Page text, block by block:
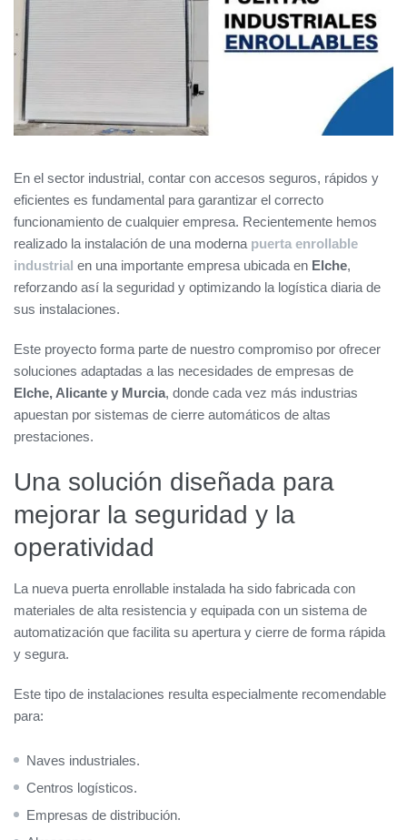
En el sector industrial, contar con accesos seguros, rápidos y
eficientes es fundamental para garantizar el correcto
funcionamiento de cualquier empresa. Recientemente hemos
realizado la instalación de una moderna puerta enrollable
industrial en una importante empresa ubicada en Elche,
reforzando así la seguridad y optimizando la logística diaria de
sus instalaciones.
Este proyecto forma parte de nuestro compromiso por ofrecer
soluciones adaptadas a las necesidades de empresas de
Elche, Alicante y Murcia, donde cada vez más industrias
apuestan por sistemas de cierre automáticos de altas
prestaciones.
Una solución diseñada para
mejorar la seguridad y la
operatividad
La nueva puerta enrollable instalada ha sido fabricada con
materiales de alta resistencia y equipada con un sistema de
automatización que facilita su apertura y cierre de forma rápida
y segura.
Este tipo de instalaciones resulta especialmente recomendable
para:
Naves industriales.
Centros logísticos.
Empresas de distribución.